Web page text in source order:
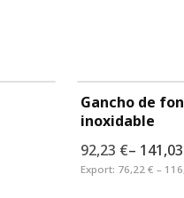
Gancho de
inoxidable